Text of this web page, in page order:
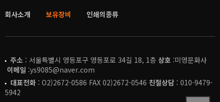
회사소개 보유장비 인쇄의종류
주소 : 서울특별시 영등포구 영등포로 34길 18, 1층 상호 :미영문화사
이메일 :ys9085@naver.com
대표전화 : O2)2672-0586 FAX 02)2672-0546 친절상담 : 010-9479-
5942